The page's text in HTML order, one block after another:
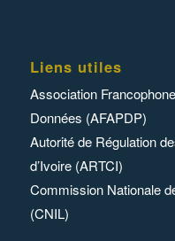
Liens utiles
Association
Données (AFAPDP)
Autorité de Régulation
d’Ivoire (ARTCI)
Commission Nationale
(CNIL)